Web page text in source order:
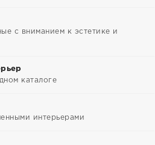
с вниманием к эстетике и
каталоге
интерьерами